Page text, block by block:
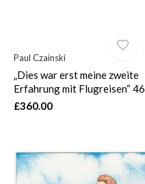
Paul Czainski
„Dies war erst meine zweite
Erfahrung mit Flugreisen“ 46
£360.00